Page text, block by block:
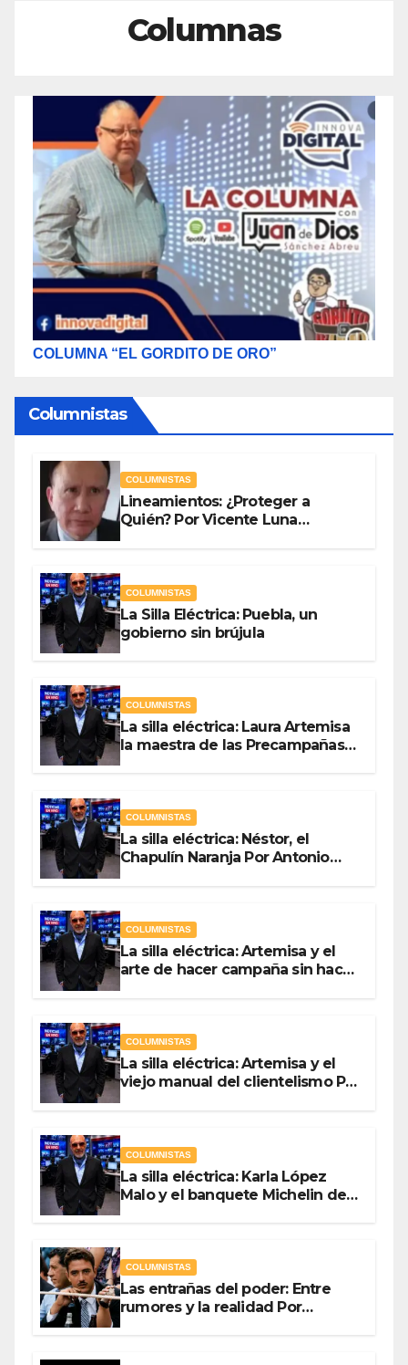
Columnas
COLUMNA “EL GORDITO DE ORO”
Columnistas
COLUMNISTAS
Lineamientos: ¿Proteger a
Quién? Por Vicente Luna
COLUMNISTAS
La Silla Eléctrica: Puebla, un
gobierno sin brújula
COLUMNISTAS
La silla eléctrica: Laura Artemisa
la maestra de las Precampañas
COLUMNISTAS
La silla eléctrica: Néstor, el
Chapulín Naranja Por Antonio
COLUMNISTAS
La silla eléctrica: Artemisa y el
arte de hacer campaña sin hacer
COLUMNISTAS
La silla eléctrica: Artemisa y el
viejo manual del clientelismo Por
COLUMNISTAS
La silla eléctrica: Karla López
Malo y el banquete Michelin del
COLUMNISTAS
Las entrañas del poder: Entre
rumores y la realidad Por